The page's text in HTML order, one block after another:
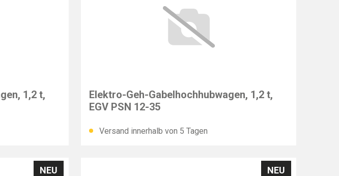
1,2 t,
Elektro-Geh-Gabelhochhubwagen, 1,2 t,
EGV PSN 12-35
Versand innerhalb von 5 Tagen
NEU NEU